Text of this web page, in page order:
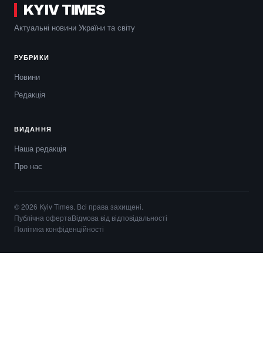
KYIV TIMES
Актуальні новини України та світу
РУБРИКИ
Новини
Редакція
ВИДАННЯ
Наша редакція
Про нас
© 2026 Kyiv Times. Всі права захищені.
Публічна офертаВідмова від відповідальності
Політика конфіденційності